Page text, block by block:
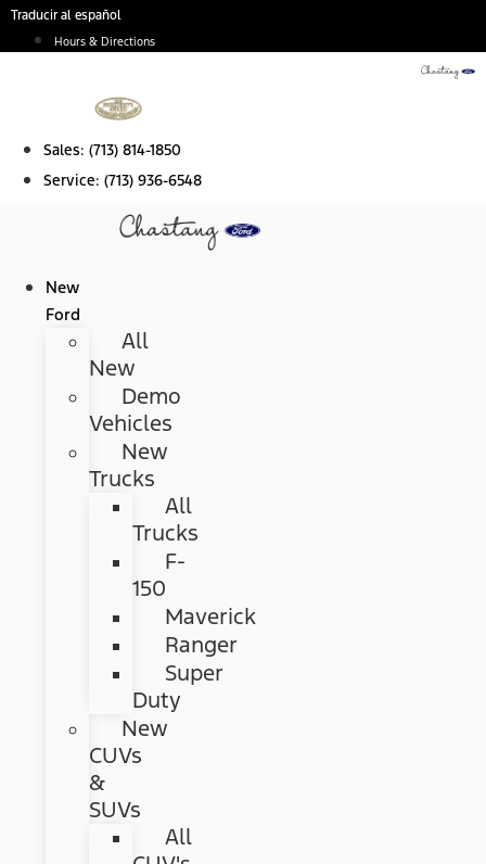
Skip
Traducir al español
Hours & Directions
Sales: (713) 814-1850
Service: (713) 936-6548
New
Ford
All
New
Demo
Vehicles
New
Trucks
All
Trucks
F-
150
Maverick
Ranger
Super
Duty
New
CUVs
&
SUVs
All